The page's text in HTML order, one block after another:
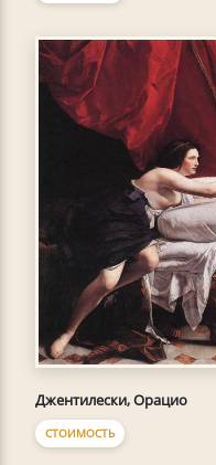
Джентилески, Орацио
СТОИМОСТЬ